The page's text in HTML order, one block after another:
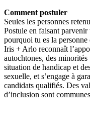
Comment postuler
Seules les personnes
Postule en faisant
pourquoi tu es la personne
Iris + Arlo reconnaît
autochtones, des
situation de handicap et
sexuelle, et s’engage à
candidats qualifiés. Des
d’inclusion sont